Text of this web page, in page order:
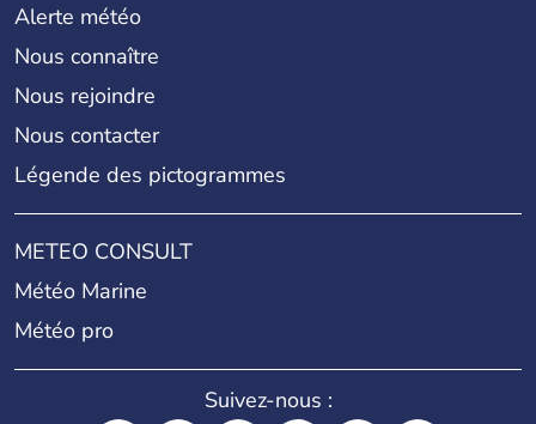
Alerte météo
Nous connaître
Nous rejoindre
Nous contacter
Légende des pictogrammes
METEO CONSULT
Météo Marine
Météo pro
Suivez-nous :